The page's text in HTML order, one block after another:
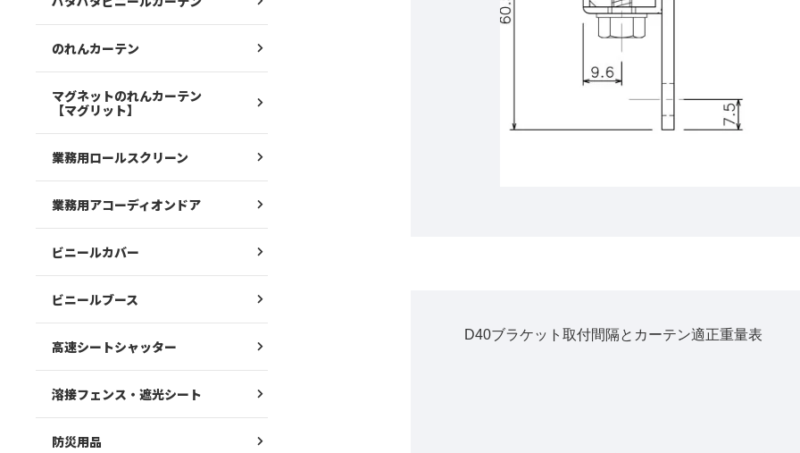
のれんカーテン
マグネットのれんカーテン
【マグリット】
業務用ロールスクリーン
業務用アコーディオンドア
ビニールカバー
ビニールブース
高速シートシャッター
溶接フェンス・遮光シート
防災用品
D40ブラケット取付間隔とカーテン適正重量表